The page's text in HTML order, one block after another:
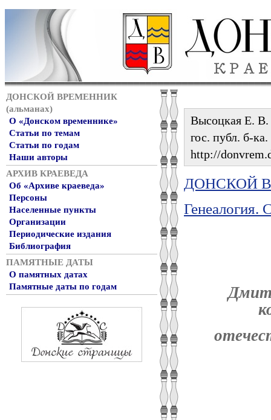
ДОНСКОЙ ВРЕМЕННИК
(альманах)
О «Донском временнике»
Статьи по темам
Статьи по годам
Наши авторы
АРХИВ КРАЕВЕДА
Об «Архиве краеведа»
Персоны
Населенные пункты
Организации
Периодические издания
Библиография
ПАМЯТНЫЕ ДАТЫ
О памятных датах
Памятные даты по годам
Высоцкая Е. В.
гос. публ. б-
http://
ДОНСКОЙ
Генеалогия.